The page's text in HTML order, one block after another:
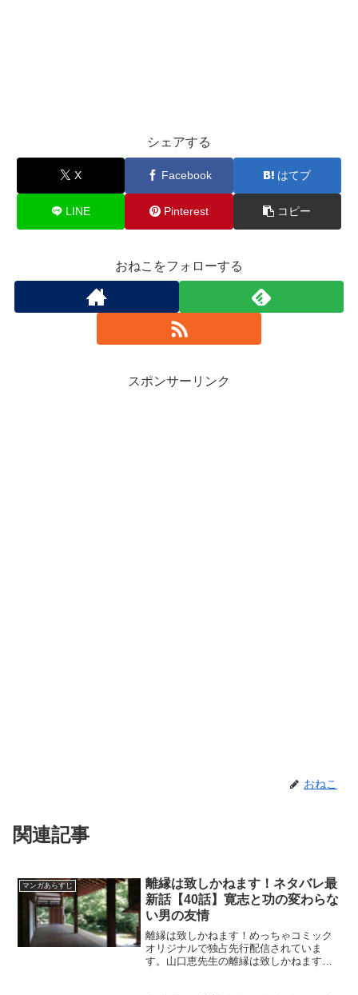
シェアする
X Facebook はてブ
LINE Pinterest コピー
おねこをフォローする
スポンサーリンク
おねこ
関連記事
マンガあらすじ
離縁は致しかねます！ネタバレ最
新話【40話】寛志と功の変わらな
い男の友情
離縁は致しかねます！めっちゃコミック
オリジナルで独占先行配信されていま
す。山口恵先生の離縁は致しかねます！